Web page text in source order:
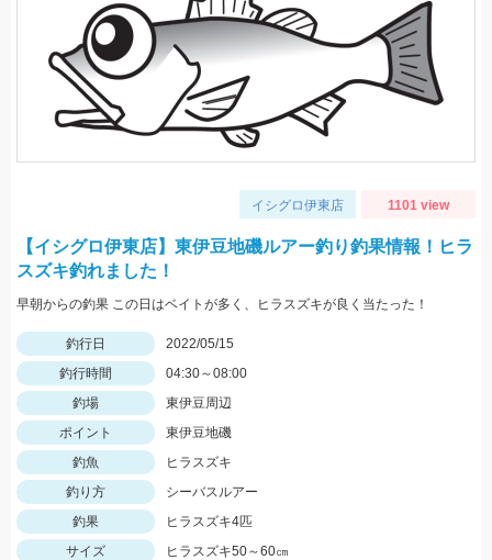
イシグロ伊東店 1101 view
【イシグロ伊東店】東伊豆地磯ルアー釣り釣果情報！ヒラ
スズキ釣れました！
早朝からの釣果 この日はベイトが多く、ヒラスズキが良く当たった！
釣行日
2022/05/15
釣行時間
04:30～08:00
釣場
東伊豆周辺
ポイント
東伊豆地磯
釣魚
ヒラスズキ
釣り方
シーバスルアー
釣果
ヒラスズキ4匹
サイズ
ヒラスズキ50～60㎝